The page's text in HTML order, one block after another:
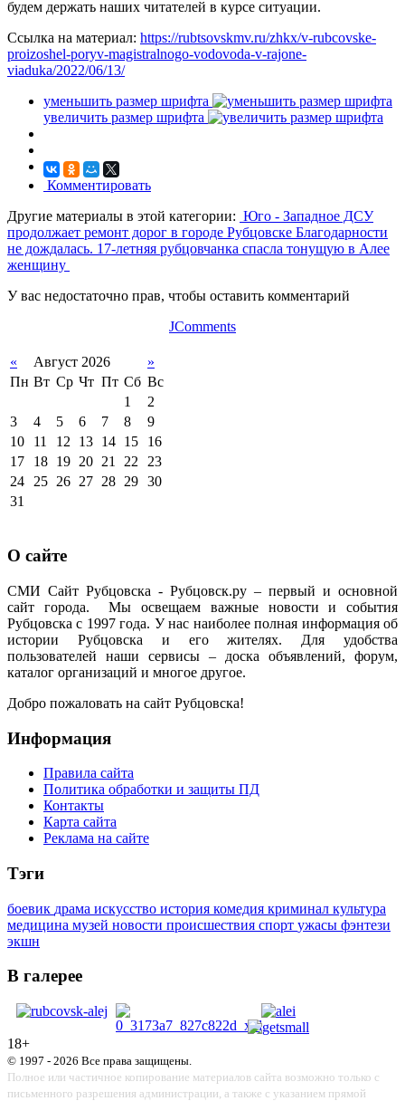
будем держать наших читателей в курсе ситуации.
Ссылка на материал: https://rubtsovskmv.ru/zhkx/v-rubcovske-
proizoshel-poryv-magistralnogo-vodovoda-v-rajone-
viaduka/2022/06/13/
уменьшить размер шрифта
увеличить размер шрифта
Комментировать
Другие материалы в этой категории: Юго - Западное ДСУ
продолжает ремонт дорог в городе Рубцовске Благодарности
не дождалась. 17-летняя рубцовчанка спасла тонущую в Алее
женщину
У вас недостаточно прав, чтобы оставить комментарий
JComments
« Август 2026
»
Пн Вт Ср Чт Пт Сб Вс
1
2
3
4 5 6 7 8
9
10
11 12 13 14 15
16
17
18 19 20 21 22
23
24
25 26 27 28 29 30
31
О сайте
СМИ Сайт Рубцовска - Рубцовск.ру – первый и основной
сайт города. Мы освещаем важные новости и события
Рубцовска с 1997 года. У нас наиболее полная информация об
истории Рубцовска и его жителях. Для удобства
пользователей наши сервисы – доска объявлений, форум,
каталог организаций и многое другое.
Добро пожаловать на сайт Рубцовска!
Информация
Правила сайта
Политика обработки и защиты ПД
Контакты
Карта сайта
Реклама на сайте
Тэги
боевик драма искусство история комедия криминал культура
медицина музей новости происшествия спорт ужасы фэнтези
экшн
В галерее
18+
© 1997 - 2026 Все права защищены.
Полное или частичное копирование материалов сайта возможно только с
письменного разрешения администрации, а также с указанием прямой